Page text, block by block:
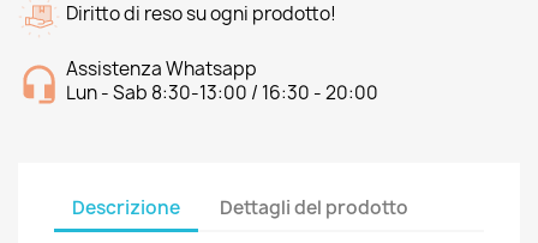
Diritto di reso su ogni prodotto!
Assistenza Whatsapp
Lun - Sab 8:30-13:00 / 16:30 - 20:00
Descrizione Dettagli del prodotto